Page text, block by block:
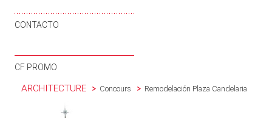
CONTACTO
CF PROMO
ARCHITECTURE Concours Remodelación Plaza Candelaria